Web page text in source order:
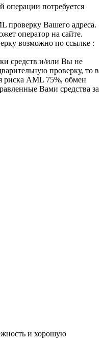
операции потребуется
проверку Вашего адреса.
оператор на сайте.
возможно по ссылке :
средств и/или Вы не
проверку, то в
риска AML 75%, обмен
Вами средства за
и хорошую